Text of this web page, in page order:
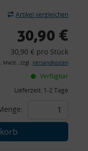
Artikel vergleichen
30,90 €
30,90 € pro Stück
MwSt., zzgl. Versandkosten
Verfügbar
Lieferzeit: 1-2 Tage